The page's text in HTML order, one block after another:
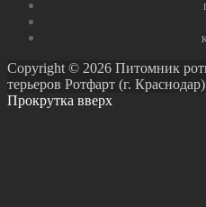
Copyright © 2026 Питомник
терьеров Ротфарт (г.
Прокрутка вверх